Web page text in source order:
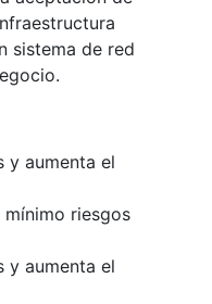
sistema de red
y aumenta el
riesgos
y aumenta el